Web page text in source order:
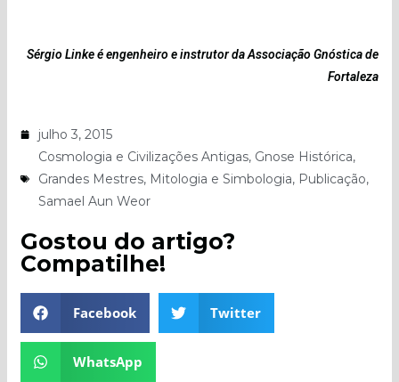
Sérgio Linke é engenheiro e instrutor da Associação Gnóstica de
Fortaleza
julho 3, 2015
Cosmologia e Civilizações Antigas, Gnose Histórica,
Grandes Mestres, Mitologia e Simbologia, Publicação,
Samael Aun Weor
Gostou do artigo?
Compatilhe!
Facebook Twitter
WhatsApp